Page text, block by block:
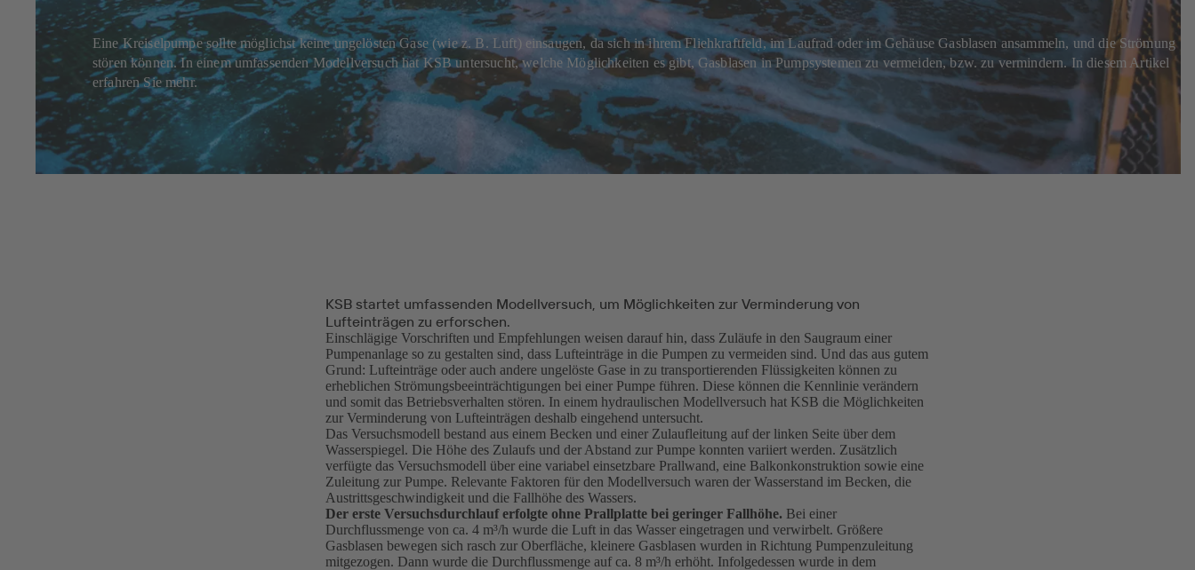
Eine Kreiselpumpe sollte möglichst keine ungelösten Gase (wie z. B. Luft) einsaugen, da sich in ihrem Fliehkraftfeld, im Laufrad oder im Gehäuse Gasblasen ansammeln, und die Strömung
stören können. In einem umfassenden Modellversuch hat KSB untersucht, welche Möglichkeiten es gibt, Gasblasen in Pumpsystemen zu vermeiden, bzw. zu vermindern. In diesem Artikel
erfahren Sie mehr.
KSB startet umfassenden Modellversuch, um Möglichkeiten zur Verminderung von
Lufteinträgen zu erforschen.
Einschlägige Vorschriften und Empfehlungen weisen darauf hin, dass Zuläufe in den Saugraum einer
Pumpenanlage so zu gestalten sind, dass Lufteinträge in die Pumpen zu vermeiden sind. Und das aus gutem
Grund: Lufteinträge oder auch andere ungelöste Gase in zu transportierenden Flüssigkeiten können zu
erheblichen Strömungsbeeinträchtigungen bei einer Pumpe führen. Diese können die Kennlinie verändern
und somit das Betriebsverhalten stören. In einem hydraulischen Modellversuch hat KSB die Möglichkeiten
zur Verminderung von Lufteinträgen deshalb eingehend untersucht.
Das Versuchsmodell bestand aus einem Becken und einer Zulaufleitung auf der linken Seite über dem
Wasserspiegel. Die Höhe des Zulaufs und der Abstand zur Pumpe konnten variiert werden. Zusätzlich
verfügte das Versuchsmodell über eine variabel einsetzbare Prallwand, eine Balkonkonstruktion sowie eine
Zuleitung zur Pumpe. Relevante Faktoren für den Modellversuch waren der Wasserstand im Becken, die
Austrittsgeschwindigkeit und die Fallhöhe des Wassers.
Der erste Versuchsdurchlauf erfolgte ohne Prallplatte bei geringer Fallhöhe. Bei einer
Durchflussmenge von ca. 4 m³/h wurde die Luft in das Wasser eingetragen und verwirbelt. Größere
Gasblasen bewegen sich rasch zur Oberfläche, kleinere Gasblasen wurden in Richtung Pumpenzuleitung
mitgezogen. Dann wurde die Durchflussmenge auf ca. 8 m³/h erhöht. Infolgedessen wurde in dem